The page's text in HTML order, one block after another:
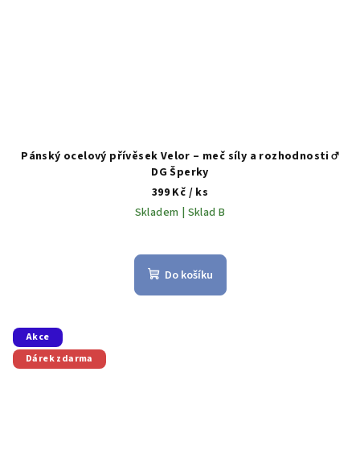
Pánský ocelový přívěsek Velor – meč síly a rozhodnosti ♂️
DG Šperky
399 Kč / ks
Skladem | Sklad B
Do košíku
Akce
Dárek zdarma